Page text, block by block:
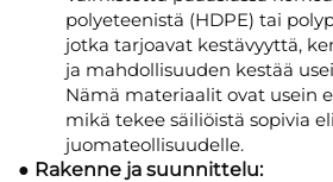
polyeteenistä (HDPE) tai
jotka tarjoavat kestävyyttä,
ja mahdollisuuden kestää
Nämä materiaalit ovat usein
mikä tekee säiliöistä sopivia
juomateollisuudelle.
● Rakenne ja suunnittelu: